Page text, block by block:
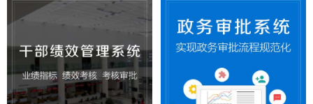
客户，提高销售业绩，防止因员
工离职导致客户流失，并有效促
进团队协作，可结合企业实际需
求进行个性化定制开发，助力企
业信息化发展。
间的信息交换工作、沟通效率
低。
民声，无法解决民生问题。
5、政府信息公开后无法及时了解